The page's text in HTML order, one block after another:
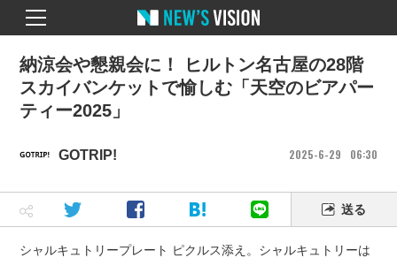
GOTRIP! 2025 6 29 06 30
納涼会や懇親会に！ ヒルトン名古屋の28階
スカイバンケットで愉しむ「天空のビアパー
ティー2025」
送る
シャルキュトリープレート ピクルス添え。シャルキュトリーは